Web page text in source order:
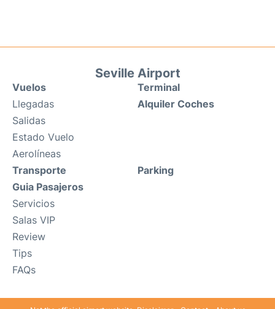
Seville Airport
Vuelos
Llegadas
Salidas
Estado Vuelo
Aerolíneas
Terminal
Alquiler Coches
Transporte
Guia Pasajeros
Servicios
Salas VIP
Review
Tips
FAQs
Parking